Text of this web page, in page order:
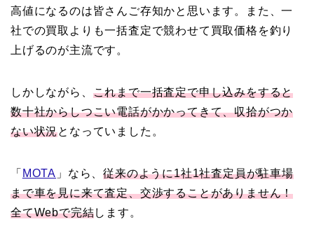
高値になるのは皆さんご存知かと思います。また、一
社での買取よりも一括査定で競わせて買取価格を釣り
上げるのが主流です。
しかしながら、 これまで一括査定で申し込みをすると
数十社からしつこい電話がかかってきて、収拾がつか
ない状況となっていました。
「 MOTA 」なら、従来のように1社1社査定員が駐車場
まで車を見に来て査定、交渉することがありません！
全てWebで完結します。